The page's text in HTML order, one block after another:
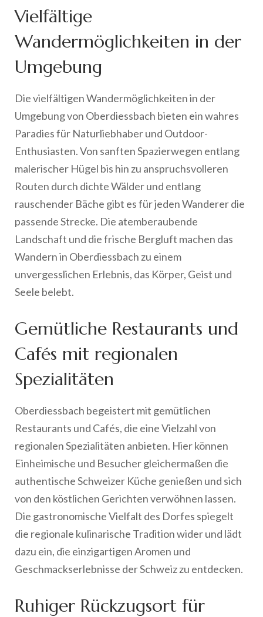
Vielfältige
Wandermöglichkeiten in der
Umgebung
Die vielfältigen Wandermöglichkeiten in der
Umgebung von Oberdiessbach bieten ein wahres
Paradies für Naturliebhaber und Outdoor-
Enthusiasten. Von sanften Spazierwegen entlang
malerischer Hügel bis hin zu anspruchsvolleren
Routen durch dichte Wälder und entlang
rauschender Bäche gibt es für jeden Wanderer die
passende Strecke. Die atemberaubende
Landschaft und die frische Bergluft machen das
Wandern in Oberdiessbach zu einem
unvergesslichen Erlebnis, das Körper, Geist und
Seele belebt.
Gemütliche Restaurants und
Cafés mit regionalen
Spezialitäten
Oberdiessbach begeistert mit gemütlichen
Restaurants und Cafés, die eine Vielzahl von
regionalen Spezialitäten anbieten. Hier können
Einheimische und Besucher gleichermaßen die
authentische Schweizer Küche genießen und sich
von den köstlichen Gerichten verwöhnen lassen.
Die gastronomische Vielfalt des Dorfes spiegelt
die regionale kulinarische Tradition wider und lädt
dazu ein, die einzigartigen Aromen und
Geschmackserlebnisse der Schweiz zu entdecken.
Ruhiger Rückzugsort für